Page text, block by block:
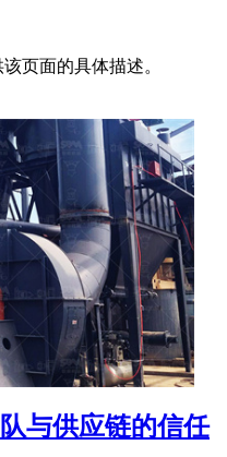
页面的具体描述。
与供应链的信任